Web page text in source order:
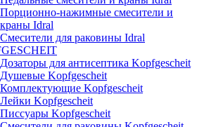
Порционно-нажимные смесители и
краны Idral
Смеcители для раковины Idral
Дозаторы для антисептика Kopfgescheit
Душевые Kopfgescheit
Комплектующие Kopfgescheit
Лейки Kopfgescheit
Писсуары Kopfgescheit